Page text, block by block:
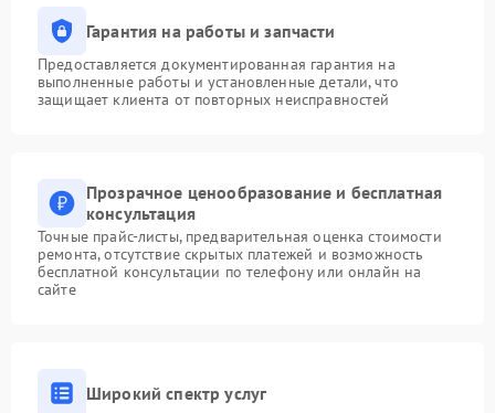
Гарантия на работы и запчасти
Предоставляется документированная гарантия на
выполненные работы и установленные детали, что
защищает клиента от повторных неисправностей
Прозрачное ценообразование и бесплатная
консультация
Точные прайс-листы, предварительная оценка стоимости
ремонта, отсутствие скрытых платежей и возможность
бесплатной консультации по телефону или онлайн на
сайте
Широкий спектр услуг